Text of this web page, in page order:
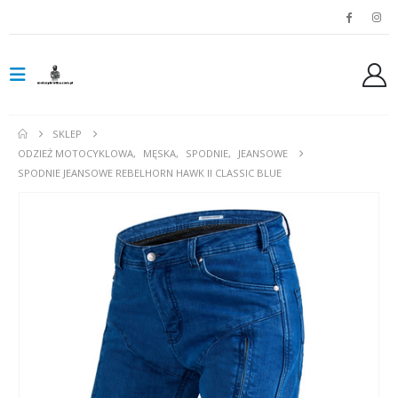
SKLEP
ODZIEŻ MOTOCYKLOWA, MĘSKA, SPODNIE,
JEANSOWE
SPODNIE JEANSOWE REBELHORN HAWK II CLASSIC BLUE
Spodnie jeansowe damskie SHIMA RIDGE LADY blue
out of 5
799,00zł
Rękawice turystyczne REBELHORN DEFENDER black yellow fluo
0 out of 5
799,00